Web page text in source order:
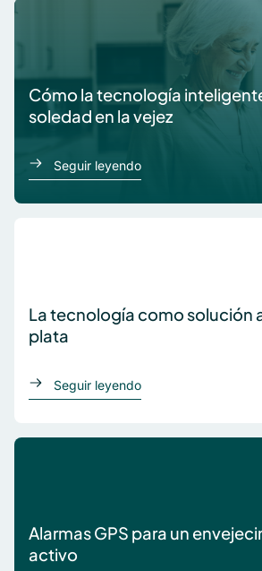
Cómo la tecnología
soledad en la vejez
Seguir leyendoacerca de Cómo la
La tecnología como solución
plata
Seguir leyendoacerca de La
Alarmas GPS para un
activo